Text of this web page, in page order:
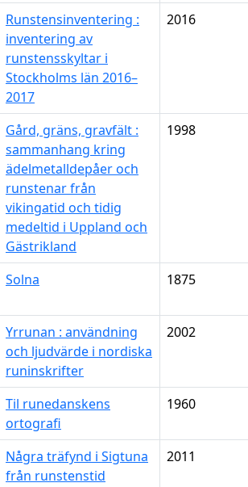
Runstensinventering :
inventering av
runstensskyltar i
Stockholms län 2016–
2017
2016
Gård, gräns, gravfält :
sammanhang kring
ädelmetalldepåer och
runstenar från
vikingatid och tidig
medeltid i Uppland och
Gästrikland
1998
Solna 1875
Yrrunan : användning
och ljudvärde i nordiska
runinskrifter
2002
Til runedanskens
ortografi
1960
Några träfynd i Sigtuna
från runstenstid
2011